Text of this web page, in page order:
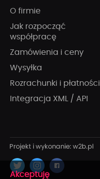
O firmie
Jak rozpocząć
współpracę
Zamówienia i ceny
Wysyłka
Rozrachunki i płatności
Integracja XML / API
x